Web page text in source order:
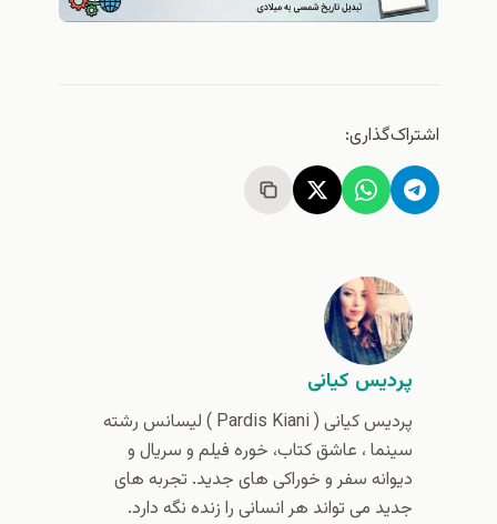
اشتراک‌گذاری:
پردیس کیانی
پردیس کیانی (‌ Pardis Kiani ) لیسانس رشته
سینما ، عاشق کتاب، خوره فیلم و سریال و
دیوانه سفر و خوراکی های جدید. تجربه های
جدید می تواند هر انسانی را زنده نگه دارد.